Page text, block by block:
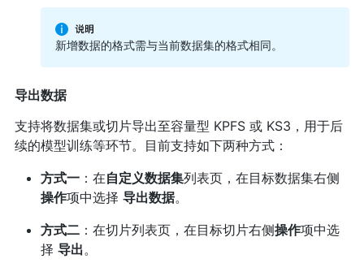
新增数据的格式需与当前数据集的格式相同。
导出数据
支持将数据集或切片导出至容量型 KPFS 或 KS3，用于后
续的模型训练等环节。目前支持如下两种方式：
方式一：在自定义数据集列表页，在目标数据集右侧
操作项中选择 导出数据。
方式二：在切片列表页，在目标切片右侧操作项中选
择 导出。